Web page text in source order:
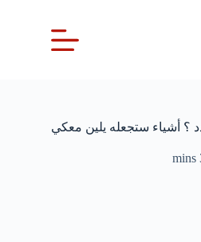
؟ أشياء ستجعله يلين معكي